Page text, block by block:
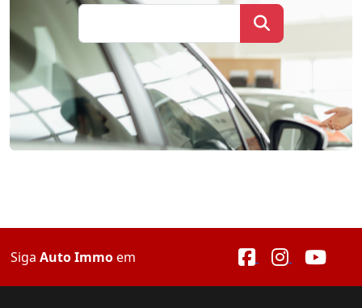
Siga Auto Immoem